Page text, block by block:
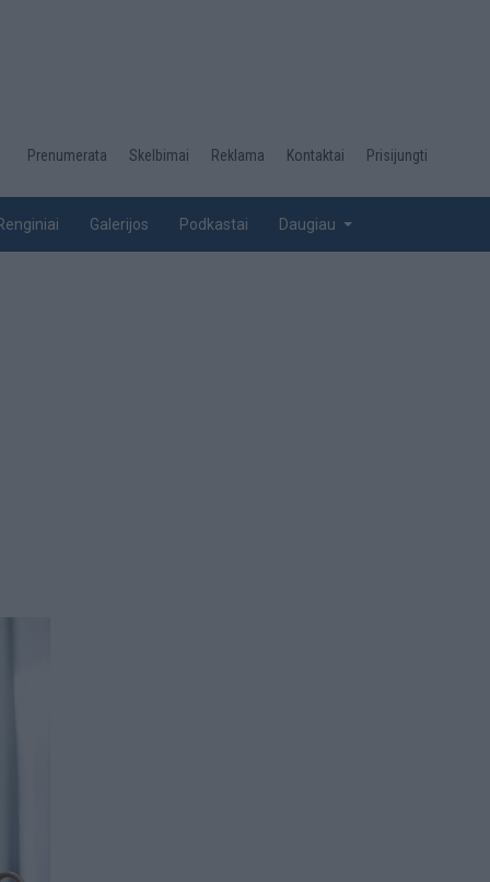
Desktop
top
Prenumerata Skelbimai Reklama Kontaktai Prisijungti
Galerijos Podkastai Daugiau